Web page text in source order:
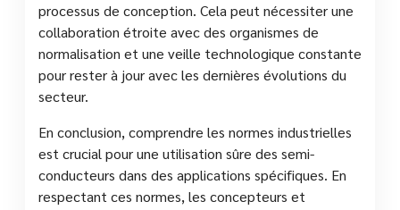
processus de conception. Cela peut nécessiter une
collaboration étroite avec des organismes de
normalisation et une veille technologique constante
pour rester à jour avec les dernières évolutions du
secteur.
En conclusion, comprendre les normes industrielles
est crucial pour une utilisation sûre des semi-
conducteurs dans des applications spécifiques. En
respectant ces normes, les concepteurs et